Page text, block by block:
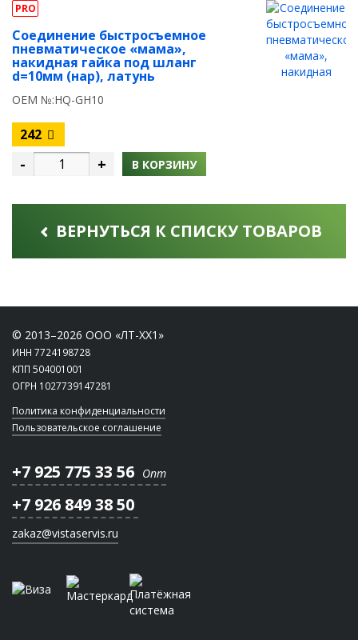
PRO
Соединение быстросъемное
пневматическое «мама»,
накидная гайка под шланг
d=10мм (нар), латунь
OEM №:HQ-GH10
242
- + В КОРЗИНУ
ВЕРНУТЬСЯ К СПИСКУ ТОВАРОВ
© 2013–2026 ООО «ЛТ-ХХ1»
ИНН 7724198728
КПП 504001001
ОГРН 1027739147281
Политика конфиденциальности
Пользовательское соглашение
+7 925 775 33 56 Опт
+7 926 849 38 50
zakaz@vistaservis.ru